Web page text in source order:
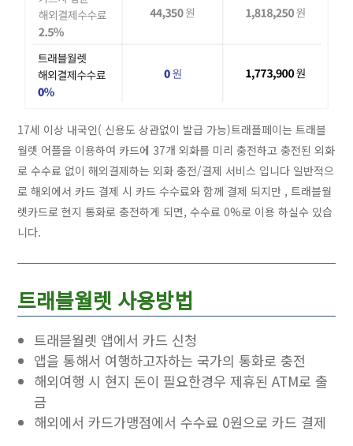
17세 이상 내국인( 신용도 상관없이 발급 가능)트래플페이는 트래블
월렛 어플을 이용하여 카드에 37개 외화를 미리 충전하고 충전된 외화
로 수수료 없이 해외결제하는 외화 충전/결제 서비스 입니다 일반적으
로 해외에서 카드 결제 시 카드 수수료와 함께 결제 되지만 , 트래블월
렛카드로 현지 통화로 충전하게 되면, 수수료 0%로 이용 하실수 있습
니다.
트래블월렛 사용방법
트래블월렛 앱에서 카드 신청
앱을 통해서 여행하고자하는 국가의 통화로 충전
해외여행 시 현지 돈이 필요한경우 제휴된 ATM로 출
금
해외에서 카드가맹점에서 수수료 0원으로 카드 결제